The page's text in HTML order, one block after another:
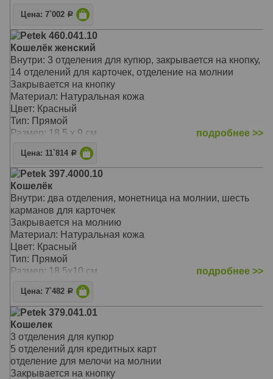
Цена: 7`002 Р
Petek 460.041.10
Кошелёк женский
Внутри: 3 отделения для купюр, закрывается на кнопку,
14 отделений для карточек, отделение на молнии
Закрывается на кнопку
Материал: Натуральная кожа
Цвет: Красный
Тип: Прямой
Размер: 18,5 х 9 см
подробнее >>
Цена: 11`814 Р
Petek 397.4000.10
Кошелёк
Внутри: два отделения, монетница на молнии, шесть
карманов для карточек
Закрывается на молнию
Материал: Натуральная кожа
Цвет: Красный
Тип: Прямой
Размер: 18,5х10 см
подробнее >>
Цена: 7`482 Р
Petek 379.041.01
Кошелек
3 отделения для купюр
5 отделений для кредитных карт
отделение для мелочи на молнии
Закрывается на кнопку